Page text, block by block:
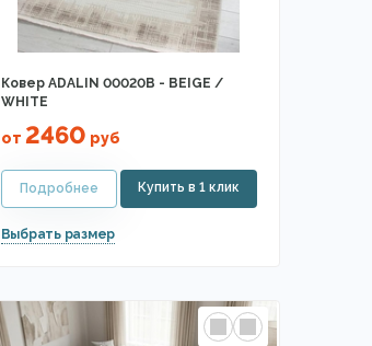
Ковер ADALIN 00020B - BEIGE /
WHITE
от 2460 руб